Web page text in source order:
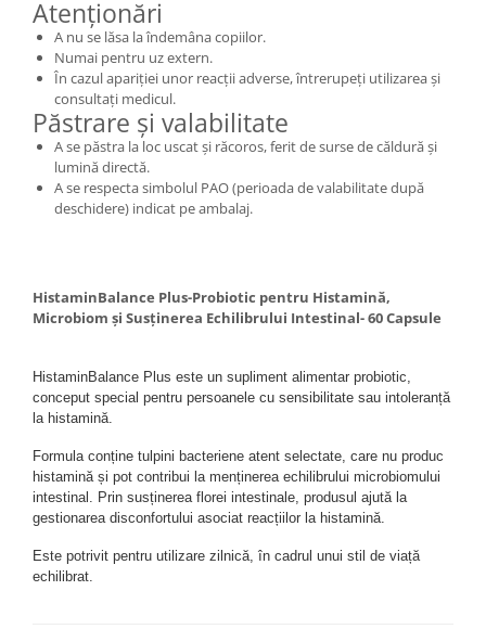
Atenționări
A nu se lăsa la îndemâna copiilor.
Numai pentru uz extern.
În cazul apariției unor reacții adverse, întrerupeți utilizarea și
consultați medicul.
Păstrare și valabilitate
A se păstra la loc uscat și răcoros, ferit de surse de căldură și
lumină directă.
A se respecta simbolul PAO (perioada de valabilitate după
deschidere) indicat pe ambalaj.
HistaminBalance Plus-Probiotic pentru Histamină,
Microbiom și Susținerea Echilibrului Intestinal- 60 Capsule
HistaminBalance Plus este un supliment alimentar probiotic,
conceput special pentru persoanele cu sensibilitate sau intoleranță
la histamină.
Formula conține tulpini bacteriene atent selectate, care nu produc
histamină și pot contribui la menținerea echilibrului microbiomului
intestinal. Prin susținerea florei intestinale, produsul ajută la
gestionarea disconfortului asociat reacțiilor la histamină.
Este potrivit pentru utilizare zilnică, în cadrul unui stil de viață
echilibrat.